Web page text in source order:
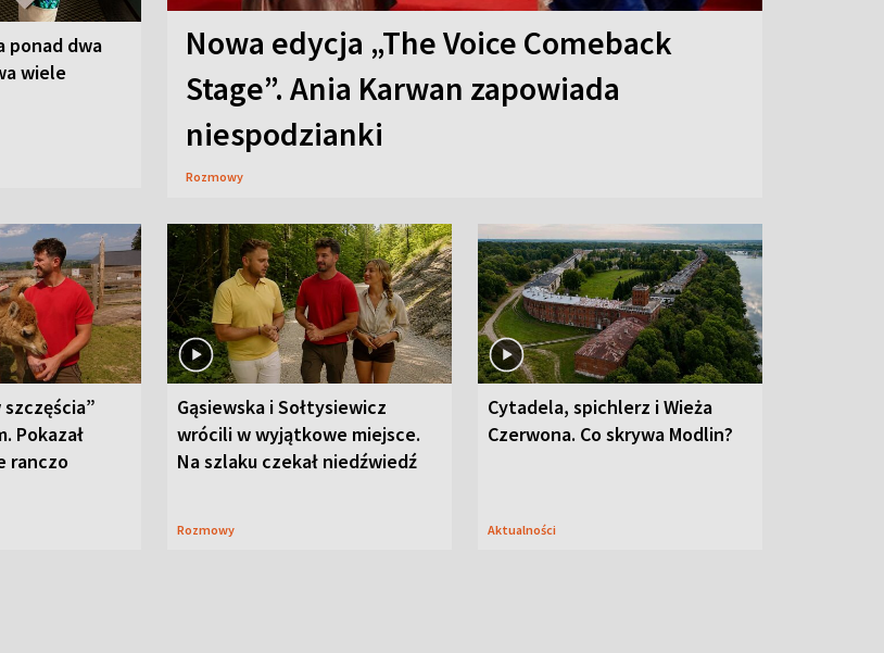
ponad dwa
wiele
Nowa edycja „The Voice Comeback
Stage”. Ania Karwan zapowiada
niespodzianki
Rozmowy
Pokazał
ranczo
Gąsiewska i Sołtysiewicz
wrócili w wyjątkowe miejsce.
Na szlaku czekał niedźwiedź
Rozmowy
Cytadela, spichlerz i Wieża
Czerwona. Co skrywa Modlin?
Aktualności